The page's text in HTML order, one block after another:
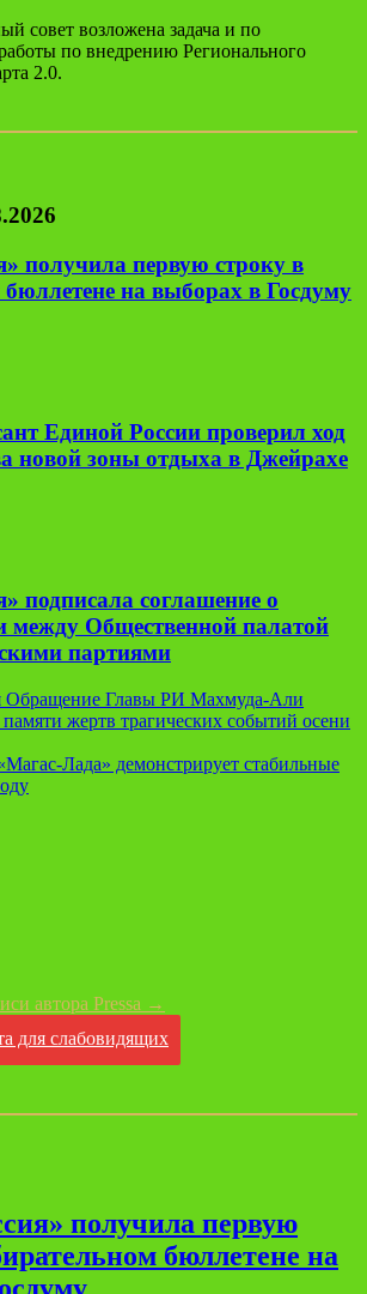
совет возложена задача и по
по внедрению Регионального
2.0.
получила первую строку в
на выборах в Госдуму
Единой России проверил ход
новой зоны отдыха в Джейрахе
подписала соглашение о
между Общественной палатой
партиями
Обращение Главы РИ Махмуда-Али
жертв трагических событий осени
Лада» демонстрирует стабильные
автора Pressa →
для слабовидящих
получила первую
бюллетене на